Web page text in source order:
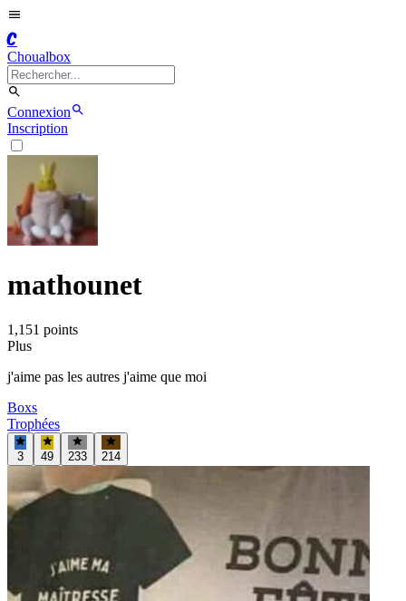
C
Choualbox
Connexion
Inscription
mathounet
1,151 points
Plus
j'aime pas les autres j'aime que moi
Boxs
Trophées
3 49 233 214